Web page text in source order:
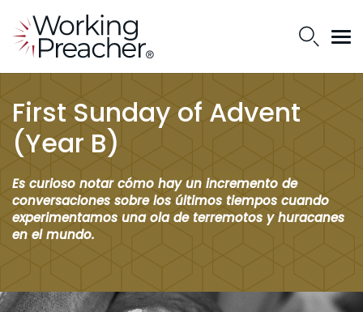
First Sunday of Advent
(Year B)
Es curioso notar cómo hay un incremento de
conversaciones sobre los últimos tiempos cuando
experimentamos una ola de terremotos y huracanes
en el mundo.